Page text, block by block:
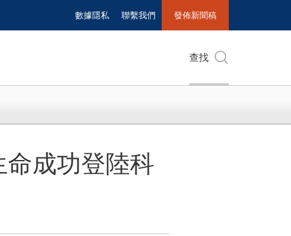
數據隱私 聯繫我們 發佈新聞稿
查找
成功登陸科